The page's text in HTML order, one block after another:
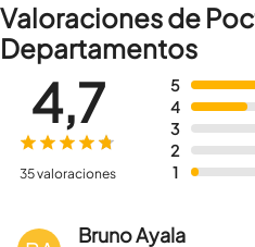
Valoraciones de
Departamentos
5
4
3
2
1
4,7
35 valoraciones
Bruno Ayala